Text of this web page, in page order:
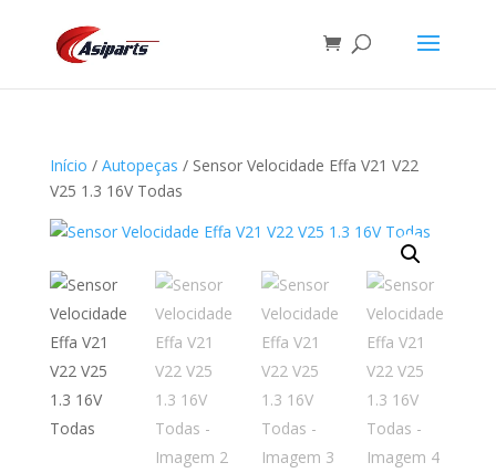
Início / Autopeças / Sensor Velocidade Effa V21 V22
V25 1.3 16V Todas